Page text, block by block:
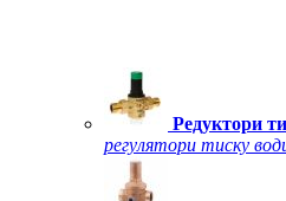
Редуктори
регулятори тиску